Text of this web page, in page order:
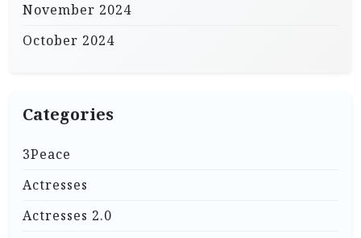
November 2024
October 2024
Categories
3Peace
Actresses
Actresses 2.0